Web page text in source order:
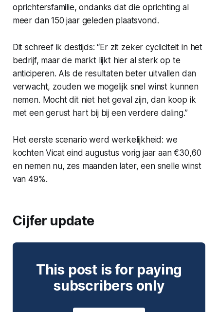
oprichtersfamilie, ondanks dat die oprichting al
meer dan 150 jaar geleden plaatsvond.
Dit schreef ik destijds:“Er zit zeker cycliciteit in het
bedrijf, maar de markt lijkt hier al sterk op te
anticiperen. Als de resultaten beter uitvallen dan
verwacht, zouden we mogelijk snel winst kunnen
nemen. Mocht dit niet het geval zijn, dan koop ik
met een gerust hart bij bij een verdere daling.”
Het eerste scenario werd werkelijkheid: we
kochten Vicat eind augustus vorig jaar aan €30,60
en nemen nu, zes maanden later, een snelle winst
van 49%.
Cijfer update
This post is for paying
subscribers only